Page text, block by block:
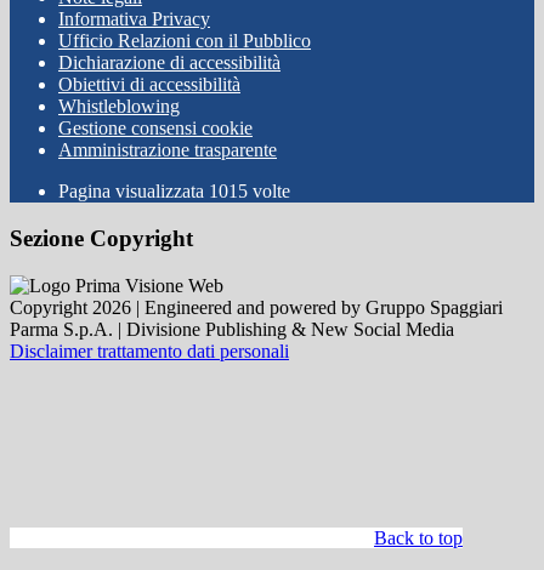
Informativa Privacy
Ufficio Relazioni con il Pubblico
Dichiarazione di accessibilità
Obiettivi di accessibilità
Whistleblowing
Gestione consensi cookie
Amministrazione trasparente
Pagina visualizzata 1015 volte
Sezione Copyright
Copyright 2026 | Engineered and powered by Gruppo Spaggiari
Parma S.p.A. | Divisione Publishing & New Social Media
Disclaimer trattamento dati personali
Back to top